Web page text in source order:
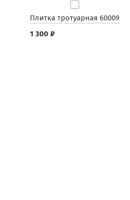
Плитка тротуарная 60009
1 300 ₽